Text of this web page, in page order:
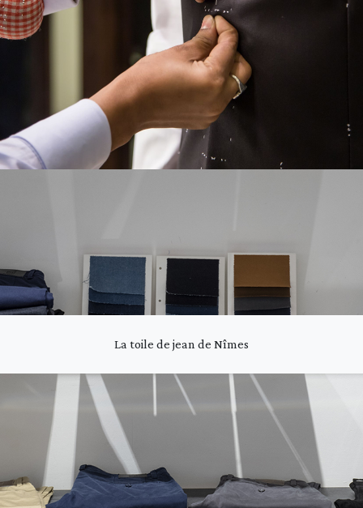
La toile de jean de Nîmes